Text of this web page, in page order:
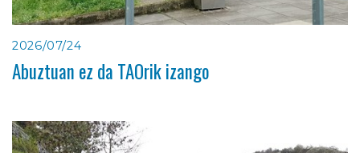
2026/07/24
Abuztuan ez da TAOrik izango